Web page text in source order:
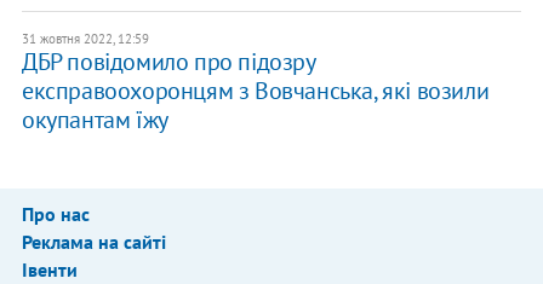
31 жовтня 2022, 12:59
​​ДБР повідомило про підозру
експравоохоронцям з Вовчанська, які возили
окупантам їжу
Про нас
Реклама на сайті
Івенти